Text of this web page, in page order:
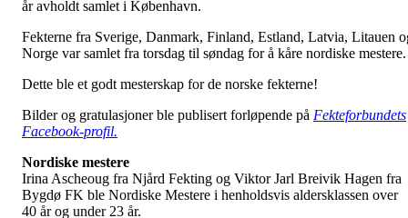
år avholdt samlet i København.
Fekterne fra Sverige, Danmark, Finland, Estland, Latvia, Litauen
Norge var samlet fra torsdag til søndag for å kåre nordiske mestere.
Dette ble et godt mesterskap for de norske fekterne!
Bilder og gratulasjoner ble publisert forløpende på Fekteforbundets
Facebook-profil.
Nordiske mestere
Irina Ascheoug fra Njård Fekting og Viktor Jarl Breivik Hagen fra
Bygdø FK ble Nordiske Mestere i henholdsvis aldersklassen over
40 år og under 23 år.